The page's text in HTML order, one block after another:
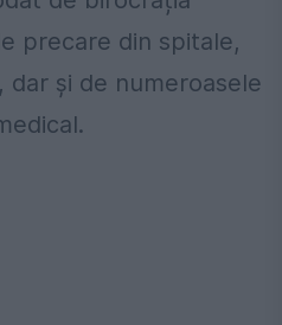
precare din spitale,
și de numeroasele